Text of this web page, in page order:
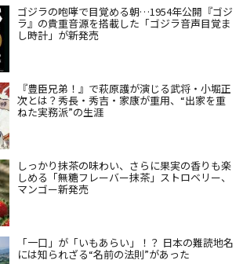
ゴジラの咆哮で目覚める朝…1954年公開『ゴジ
ラ』の貴重音源を搭載した「ゴジラ音声目覚ま
し時計」が新発売
『豊臣兄弟！』で萩原護が演じる武将・小堀正
次とは？秀長・秀吉・家康が重用、“出家を重
ねた実務派”の生涯
しっかり抹茶の味わい、さらに果実の香りも楽
しめる「無糖フレーバー抹茶」ストロベリー、
マンゴー新発売
「一口」が「いもあらい」！？ 日本の難読地名
には知られざる“名前の法則”があった